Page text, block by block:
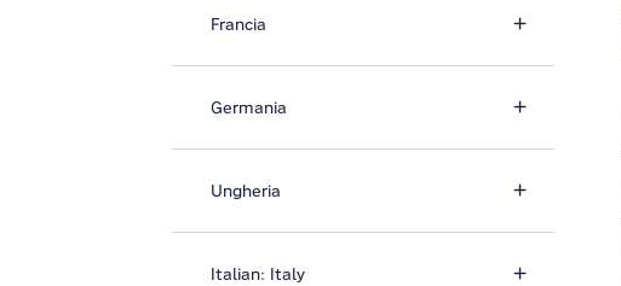
Francia
Germania
Ungheria
Italian: Italy